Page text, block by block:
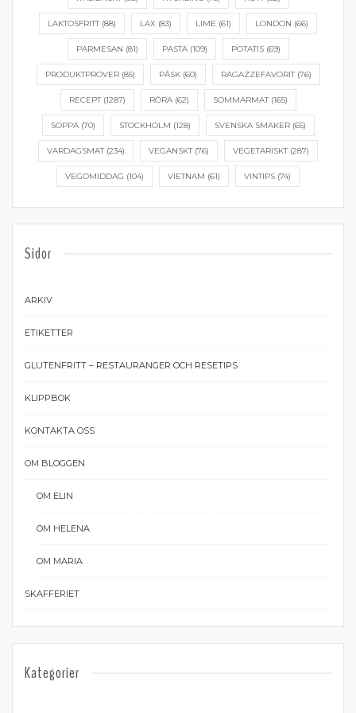
LAKTOSFRITT(88) LAX (83) LIME (61) LONDON (66)
PARMESAN (81) PASTA(109) POTATIS(69)
PRODUKTPROVER(85) PÅSK(60) RAGAZZEFAVORIT(76)
RECEPT(1287) RÖRA(62) SOMMARMAT(165)
SOPPA(70) STOCKHOLM (128) SVENSKA SMAKER(65)
VARDAGSMAT(234) VEGANSKT(76) VEGETARISKT(287)
VEGOMIDDAG (104) VIETNAM (61) VINTIPS (74)
Sidor
ARKIV
ETIKETTER
GLUTENFRITT – RESTAURANGER OCH RESETIPS
KLIPPBOK
KONTAKTA OSS
OM BLOGGEN
OM ELIN
OM HELENA
OM MARIA
SKAFFERIET
Kategorier